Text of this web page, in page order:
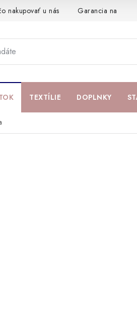
nakupovať u nás Garancia najlepšej
TEXTÍLIE DOPLNKY